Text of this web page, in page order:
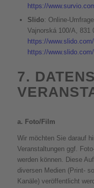
https://
Slido: Online-
Vajnorská 100/A, 831
https://
https://
7.
a. Foto/Film
Wir möchten Sie darauf
Veranstaltungen ggf.
werden können. Diese
diversen Medien (Print-
Kanäle) veröffentlicht